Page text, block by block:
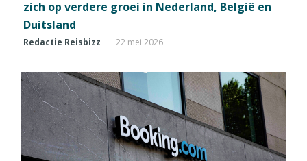
zich op verdere groei in Nederland, België en
Duitsland
Redactie Reisbizz 22 mei 2026